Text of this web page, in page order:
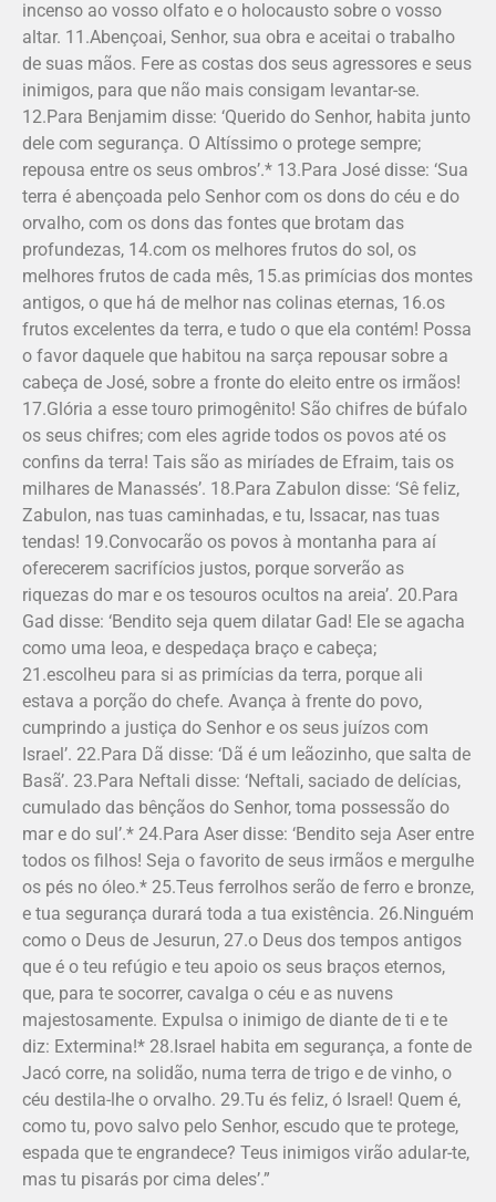
incenso ao vosso olfato e o holocausto sobre o vosso
altar. 11.Abençoai, Senhor, sua obra e aceitai o trabalho
de suas mãos. Fere as costas dos seus agressores e seus
inimigos, para que não mais consigam levantar-se.
12.Para Benjamim disse: ‘Querido do Senhor, habita junto
dele com segurança. O Altíssimo o protege sempre;
repousa entre os seus ombros’.* 13.Para José disse: ‘Sua
terra é abençoada pelo Senhor com os dons do céu e do
orvalho, com os dons das fontes que brotam das
profundezas, 14.com os melhores frutos do sol, os
melhores frutos de cada mês, 15.as primícias dos montes
antigos, o que há de melhor nas colinas eternas, 16.os
frutos excelentes da terra, e tudo o que ela contém! Possa
o favor daquele que habitou na sarça repousar sobre a
cabeça de José, sobre a fronte do eleito entre os irmãos!
17.Glória a esse touro primogênito! São chifres de búfalo
os seus chifres; com eles agride todos os povos até os
confins da terra! Tais são as miríades de Efraim, tais os
milhares de Manassés’. 18.Para Zabulon disse: ‘Sê feliz,
Zabulon, nas tuas caminhadas, e tu, Issacar, nas tuas
tendas! 19.Convocarão os povos à montanha para aí
oferecerem sacrifícios justos, porque sorverão as
riquezas do mar e os tesouros ocultos na areia’. 20.Para
Gad disse: ‘Bendito seja quem dilatar Gad! Ele se agacha
como uma leoa, e despedaça braço e cabeça;
21.escolheu para si as primícias da terra, porque ali
estava a porção do chefe. Avança à frente do povo,
cumprindo a justiça do Senhor e os seus juízos com
Israel’. 22.Para Dã disse: ‘Dã é um leãozinho, que salta de
Basã’. 23.Para Neftali disse: ‘Neftali, saciado de delícias,
cumulado das bênçãos do Senhor, toma possessão do
mar e do sul’.* 24.Para Aser disse: ‘Bendito seja Aser entre
todos os filhos! Seja o favorito de seus irmãos e mergulhe
os pés no óleo.* 25.Teus ferrolhos serão de ferro e bronze,
e tua segurança durará toda a tua existência. 26.Ninguém
como o Deus de Jesurun, 27.o Deus dos tempos antigos
que é o teu refúgio e teu apoio os seus braços eternos,
que, para te socorrer, cavalga o céu e as nuvens
majestosamente. Expulsa o inimigo de diante de ti e te
diz: Extermina!* 28.Israel habita em segurança, a fonte de
Jacó corre, na solidão, numa terra de trigo e de vinho, o
céu destila-lhe o orvalho. 29.Tu és feliz, ó Israel! Quem é,
como tu, povo salvo pelo Senhor, escudo que te protege,
espada que te engrandece? Teus inimigos virão adular-te,
mas tu pisarás por cima deles’.”